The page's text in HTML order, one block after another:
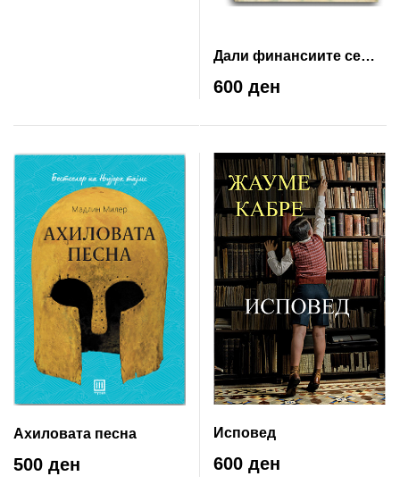
Дали финансиите се
навистина (такво)
страшило?!
600 ден
Ахиловата песна
500 ден
Исповед
600 ден